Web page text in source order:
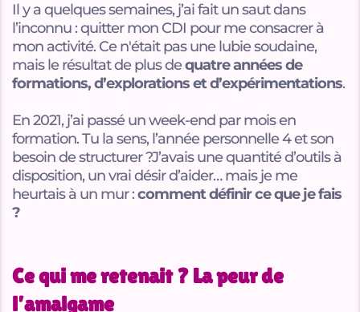
Il y a quelques semaines, j’ai fait un saut dans
l’inconnu : quitter mon CDI pour me consacrer à
mon activité. Ce n'était pas une lubie soudaine,
mais le résultat de plus dequatre années de
formations, d’explorations et d’expérimentations.
En 2021, j’ai passé un week-end par mois en
formation. Tu la sens, l’année personnelle 4 et son
besoin de structurer ?J’avais une quantité d’outils à
disposition, un vrai désir d’aider… mais je me
heurtais à un mur :comment définir ce que je fais
?
Ce qui me retenait ? La peur de
l’amalgame